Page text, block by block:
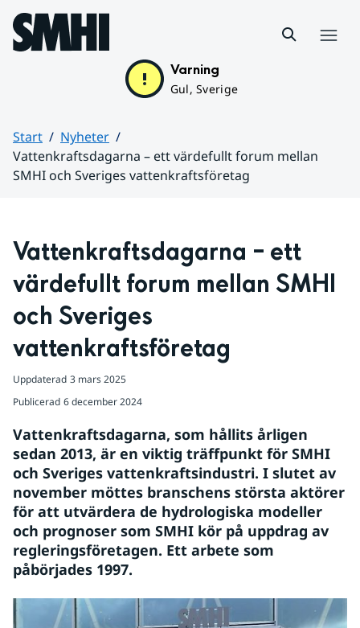
Hoppa till sidans innehåll
Varning
Gul, Sverige
Start
Nyheter
Vattenkraftsdagarna – ett värdefullt forum mellan
SMHI och Sveriges vattenkraftsföretag
Vattenkraftsdagarna – ett
värdefullt forum mellan SMHI
och Sveriges
vattenkraftsföretag
Uppdaterad 3 mars 2025
Publicerad 6 december 2024
Vattenkraftsdagarna, som hållits årligen
sedan 2013, är en viktig träffpunkt för SMHI
och Sveriges vattenkraftsindustri. I slutet av
november möttes branschens största aktörer
för att utvärdera de hydrologiska modeller
och prognoser som SMHI kör på uppdrag av
regleringsföretagen. Ett arbete som
påbörjades 1997.